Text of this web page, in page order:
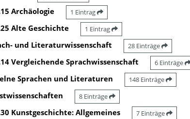
Archäologie 1 Eintrag
Alte Geschichte 1 Eintrag
und Literaturwissenschaft 28 Einträge
Vergleichende Sprachwissenschaft 6 Einträge
Sprachen und Literaturen 148 Einträge
8 Einträge
Kunstgeschichte: Allgemeines 7 Einträge